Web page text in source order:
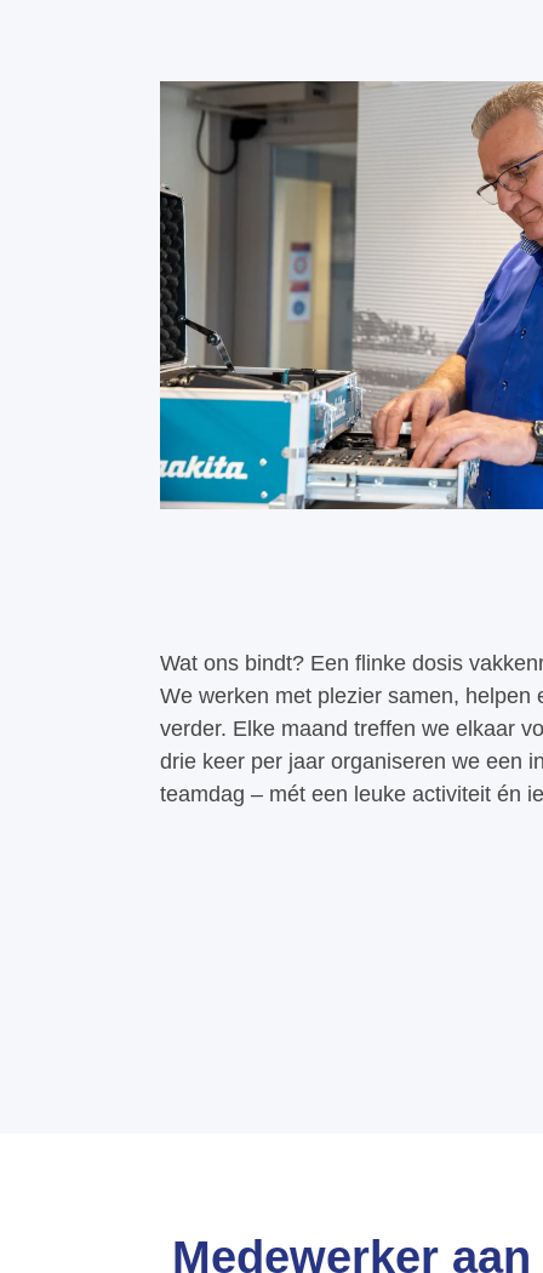
Wat ons bindt? Een flinke dosis
We werken met plezier samen, helpen
verder. Elke maand treffen we elkaar
drie keer per jaar organiseren we een
teamdag – mét een leuke activiteit én
Medewerker